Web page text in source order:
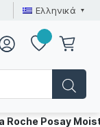
Ελληνικά
Roche Posay